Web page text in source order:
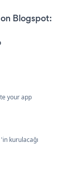
Blogspot:
your app
kurulacağı